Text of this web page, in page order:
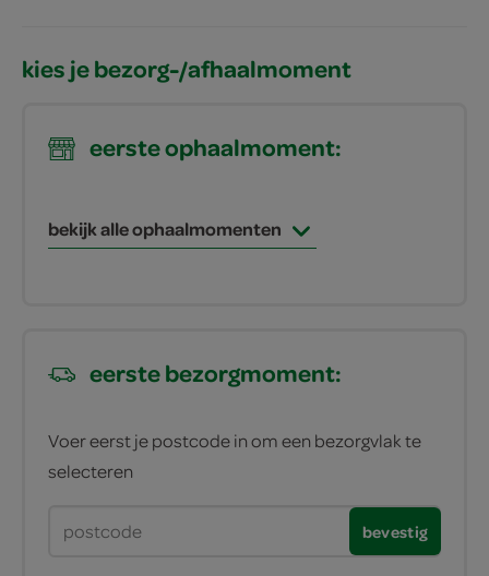
kies je bezorg-/afhaalmoment
eerste ophaalmoment:
bekijk alle ophaalmomenten
eerste bezorgmoment:
Voer eerst je postcode in om een bezorgvlak te
selecteren
bevestig